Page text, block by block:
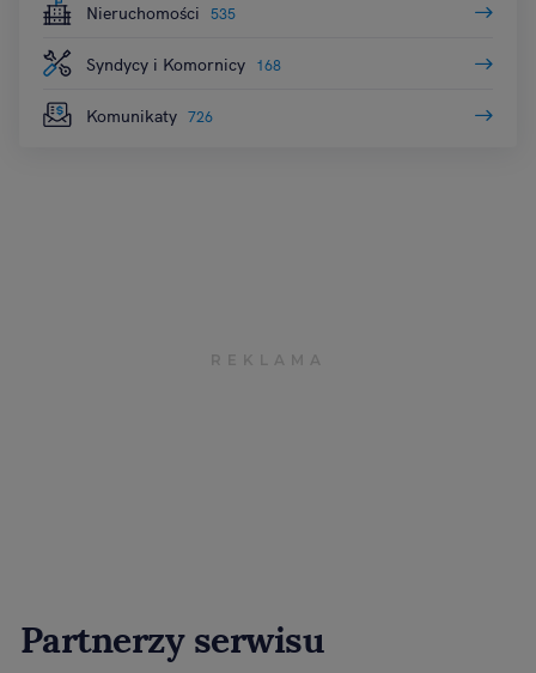
Nieruchomości 535
Syndycy i Komornicy 168
Komunikaty 726
Partnerzy serwisu